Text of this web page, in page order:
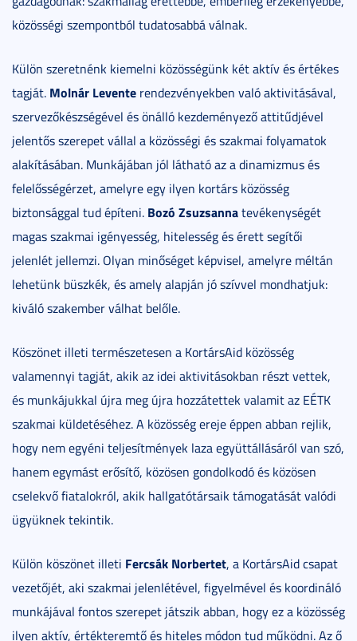
közösségi szempontból tudatosabbá válnak.
Külön szeretnénk kiemelni közösségünk két aktív és értékes
tagját. Molnár Levente rendezvényekben való aktivitásával,
szervezőkészségével és önálló kezdeményező attitűdjével
jelentős szerepet vállal a közösségi és szakmai folyamatok
alakításában. Munkájában jól látható az a dinamizmus és
felelősségérzet, amelyre egy ilyen kortárs közösség
biztonsággal tud építeni. Bozó Zsuzsannatevékenységét
magas szakmai igényesség, hitelesség és érett segítői
jelenlét jellemzi. Olyan minőséget képvisel, amelyre méltán
lehetünk büszkék, és amely alapján jó szívvel mondhatjuk:
kiváló szakember válhat belőle.
Köszönet illeti természetesen a KortársAid közösség
valamennyi tagját, akik az idei aktivitásokban részt vettek,
és munkájukkal újra meg újra hozzátettek valamit az EÉTK
szakmai küldetéséhez. A közösség ereje éppen abban rejlik,
hogy nem egyéni teljesítmények laza együttállásáról van szó,
hanem egymást erősítő, közösen gondolkodó és közösen
cselekvő fiatalokról, akik hallgatótársaik támogatását valódi
ügyüknek tekintik.
Külön köszönet illeti Fercsák Norbertet, a KortársAid csapat
vezetőjét, aki szakmai jelenlétével, figyelmével és koordináló
munkájával fontos szerepet játszik abban, hogy ez a közösség
ilyen aktív, értékteremtő és hiteles módon tud működni. Az ő